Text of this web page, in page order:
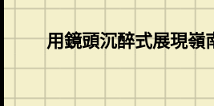
用鏡頭沉醉式展現嶺